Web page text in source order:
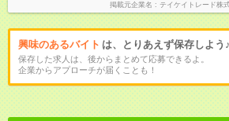
掲載元企業名 テイケイトレード株
興味のあるバイト は、とりあえず保存しよう♪
保存した求人は、後からまとめて応募できるよ。
企業からアプローチが届くことも！